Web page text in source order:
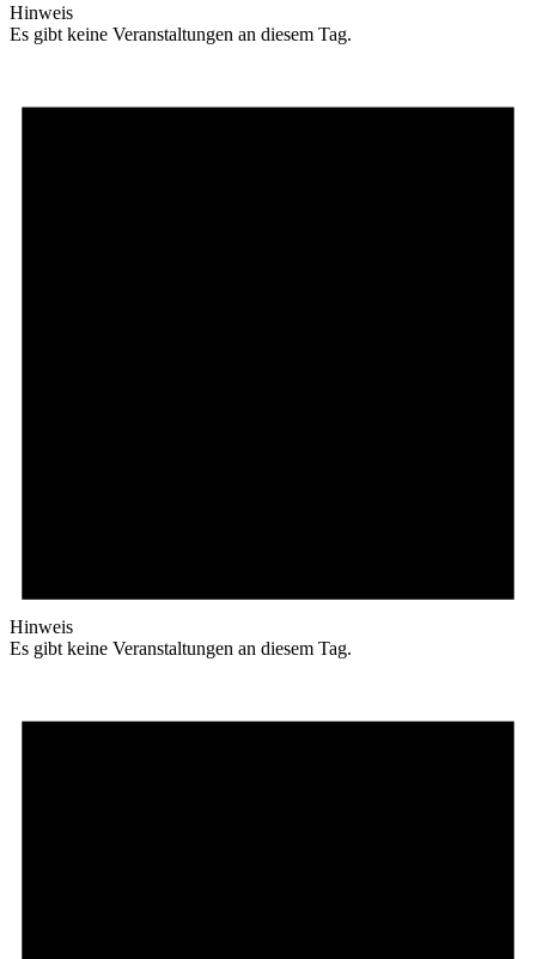
Hinweis
Es gibt keine Veranstaltungen an diesem Tag.
Hinweis
Es gibt keine Veranstaltungen an diesem Tag.